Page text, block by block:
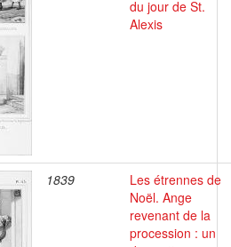
du jour de St.
Alexis
1839
Les étrennes de
Noël. Ange
revenant de la
procession : un